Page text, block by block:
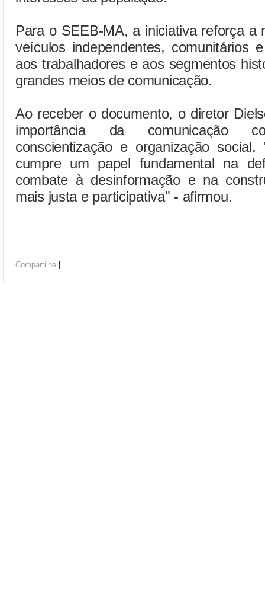
Para o SEEB-MA, a iniciativa reforça a
veículos independentes, comunitários
aos trabalhadores e aos segmentos
grandes meios de comunicação.
Ao receber o documento, o diretor
importância da comunicação
conscientização e organização
cumpre um papel fundamental na
combate à desinformação e na
mais justa e participativa" - afirmou.
Compartilhe |